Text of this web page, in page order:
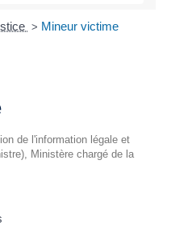
> Mineur victime
de l'information légale et
Ministère chargé de la